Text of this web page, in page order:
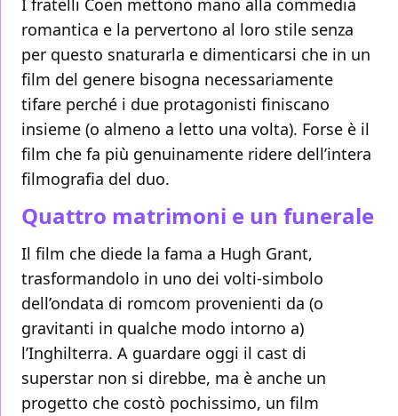
I fratelli Coen mettono mano alla commedia
romantica e la pervertono al loro stile senza
per questo snaturarla e dimenticarsi che in un
film del genere bisogna necessariamente
tifare perché i due protagonisti finiscano
insieme (o almeno a letto una volta). Forse è il
film che fa più genuinamente ridere dell’intera
filmografia del duo.
Quattro matrimoni e un funerale
Il film che diede la fama a Hugh Grant,
trasformandolo in uno dei volti-simbolo
dell’ondata di romcom provenienti da (o
gravitanti in qualche modo intorno a)
l’Inghilterra. A guardare oggi il cast di
superstar non si direbbe, ma è anche un
progetto che costò pochissimo, un film